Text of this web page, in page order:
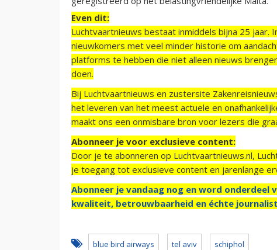
Even dit:
Luchtvaartnieuws bestaat inmiddels bijna 25 jaar.
nieuwkomers met veel minder historie om
platforms te hebben die niet alleen nieuws
doen.
Bij Luchtvaartnieuws en zustersite
het leveren van het meest actuele en
maakt ons een onmisbare bron voor lezers die
Abonneer je voor exclusieve content:
Door je te abonneren op Luchtvaartnieuws.nl,
je toegang tot exclusieve content en jarenlange
Abonneer je vandaag nog en word onderdeel
kwaliteit, betrouwbaarheid en échte
blue bird airways tel aviv schiphol